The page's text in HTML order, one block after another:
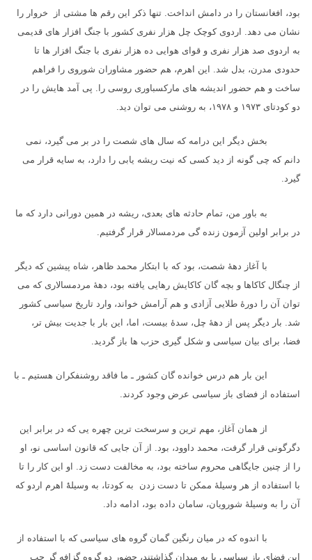
بود، افغانستان را در دامش انداخت. تنها ذکر این رقم ها مشتی از خروار را
نشان می دهد. اردوی کوچک چل هزار نفری کشور با جنگ افزار های قدیمی
به اردوی صد هزار نفری و قوای هوایی ده هزار نفری با جنگ افزار ها تا
حدودی مدرن، بدل شد. این اهرم، هم حضور مشاوران شوروی را فراهم
ساخت و هم حضور اندیشه های مارکسباوری روسی را. پی آمد هایش را در
دو کودتای ۱۹۷۳ و ۱۹۷۸ ، به روشنی می توان دید.
بخش دیگر این درامه که سال های شصت را در بر می گیرد، نمی
دانم که چی گونه از دید کسی که نیت ریشه یابی را دارد، به سایه قرار می
گیرد.
به باور من، تمام حادثه های بعدی، ریشه در همین دورانی دارد که ما
در برابر اولین آزمون زنده گی مردمسالار قرار گرفتیم.
با آغاز دههٔ شصت، بود که با ابتکار محمد ظاهر، شاه پیشین که دیگر
از چنگال کاکاها و بچه گان کاکایش رهایی یافته بود، دههٔ مردمسالاری که می
توان آن را دورهٔ طلایی آزادی و هم آرامش خواند، وارد تاریخ سیاسی کشور
شد. بار دیگر پس از دههٔ چل، سدهٔ بیست، اما، این بار با جدیت بیش تر،
فضا، برای بیان سیاسی و شکل گیری حزب ها باز گردید.
این بار هم درس خوانده گان کشور ـ ما فاقد روشنفکران هستیم ـ با
استفاده از فضای باز سیاسی عرض وجود کردند.
از همان آغاز، مهم ترین و سرسخت ترین چهره یی که در برابر این
دگرگونی قرار گرفت، محمد داوود، بود. از آن جایی که قانون اساسی نو، او
را از چنین جایگاهی محروم ساخته بود، به مخالفت دست زد. او این کار را تا
با استفاده از هر وسیلهٔ ممکن تا دست زدن به کودتا، به وسیلهٔٔ اهرم اردو که
آن را به وسیلهٔ شورویان، سامان داده بود، ادامه داد.
با اندوه که در میان رنگین گمان گروه های سیاسی که با استفاده از
این فضای باز سیاسی پا به میدان گذاشتند، حضور دو گروه گزافه گر چپ